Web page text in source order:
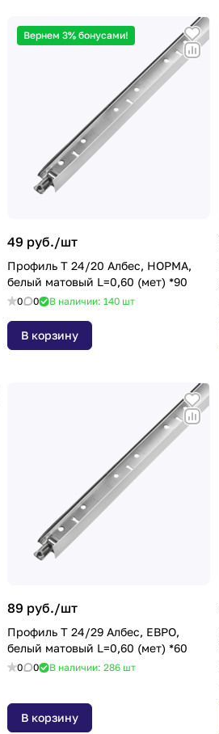
Вернем 3% бонусами!
49 руб./шт
Профиль Т 24/20 Албес, НОРМА,
белый матовый L=0,60 (мет) *90
0 0 В наличии: 140 шт
В корзину
89 руб./шт
Профиль Т 24/29 Албес, ЕВРО,
белый матовый L=0,60 (мет) *60
0 0 В наличии: 286 шт
В корзину